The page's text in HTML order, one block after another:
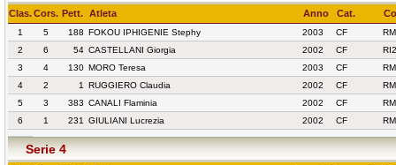
Clas.Cors. Pett. Atleta Anno Cat.
1 5 188 FOKOU IPHIGENIE Stephy 2003 CF
2
6 54 CASTELLANI Giorgia 2002 CF
3
4 130 MORO Teresa 2003 CF
4
2 1 RUGGIERO Claudia 2002 CF
5
3 383 CANALI Flaminia 2002 CF
6
1 231 GIULIANI Lucrezia 2002 CF
Serie 4